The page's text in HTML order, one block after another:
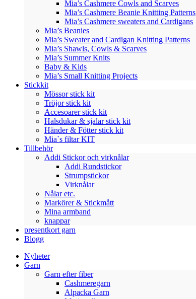
Mia’s Cashmere Cowls and Scarves
Mia’s Cashmere Beanie Knitting Patterns
Mia’s Cashmere sweaters and Cardigans
Mia’s Beanies
Mia’s Sweater and Cardigan Knitting Patterns
Mia’s Shawls, Cowls & Scarves
Mia’s Summer Knits
Baby & Kids
Mia’s Small Knitting Projects
Stickkit
Mössor stick kit
Tröjor stick kit
Accesoarer stick kit
Halsdukar & sjalar stick kit
Händer & Fötter stick kit
Mia`s filtar KIT
Tillbehör
Addi Stickor och virknålar
Addi Rundstickor
Strumpstickor
Virknålar
Nålar etc.
Markörer & Stickmått
Mina armband
knappar
presentkort garn
Blogg
Nyheter
Garn
Garn efter fiber
Cashmeregarn
Alpacka Garn